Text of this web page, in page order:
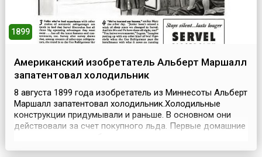
1899
Американский изобретатель Альберт Маршалл
запатентовал холодильник
8 августа 1899 года изобретатель из Миннесоты Альберт
Маршалл запатентовал холодильник.Холодильные
конструкции придумывали и раньше. В основном они
действовали за счет покупного льда. Первые домашние
В 1911 году фирма «Дженерал электрик» наладила